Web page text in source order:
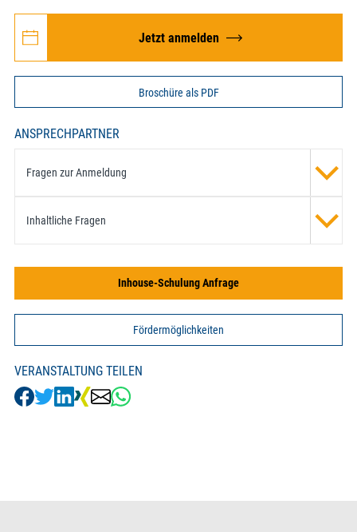
Jetzt anmelden
Broschüre als PDF
ANSPRECHPARTNER
Fragen zur Anmeldung
Inhaltliche Fragen
Inhouse-Schulung Anfrage
Fördermöglichkeiten
VERANSTALTUNG TEILEN